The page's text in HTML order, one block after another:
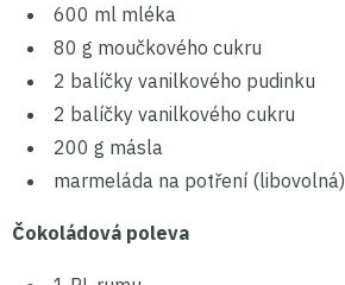
600 ml mléka
80 g moučkového cukru
2 balíčky vanilkového pudinku
2 balíčky vanilkového cukru
200 g másla
marmeláda na potření (libovolná)
Čokoládová poleva